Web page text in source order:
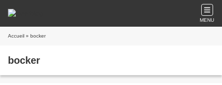
MENU
Accueil » bocker
bocker